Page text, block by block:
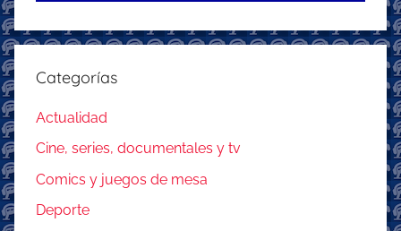
Categorías
Actualidad
Cine, series, documentales y tv
Comics y juegos de mesa
Deporte